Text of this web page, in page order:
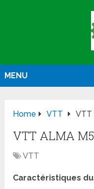
MENU
Home VTT VTT
VTT ALMA
VTT
Caractéristiques du